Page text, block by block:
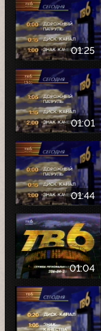
01:25
01:01
01:44
01:04